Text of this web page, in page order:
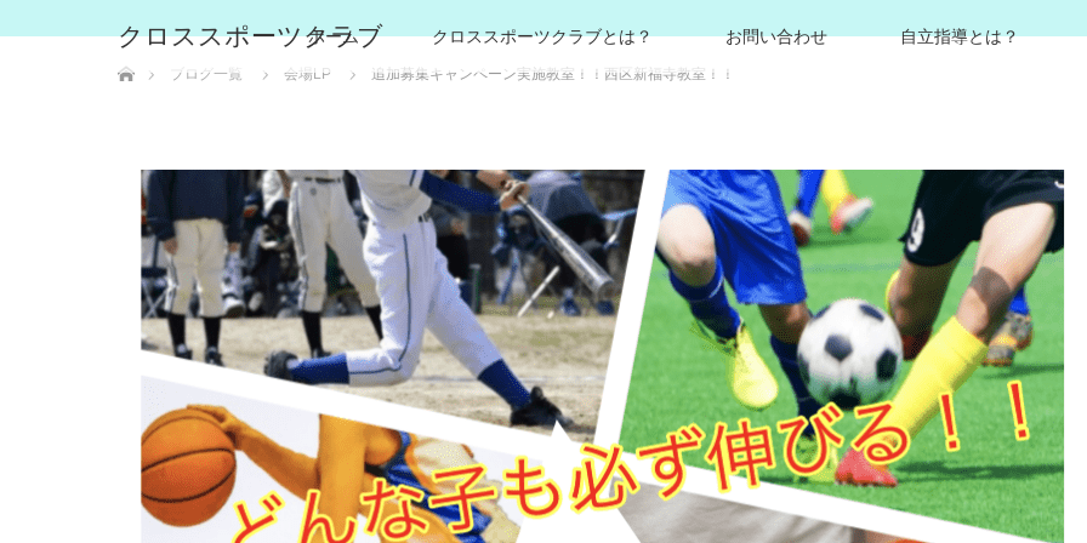
クロススポーツクラブ
ホーム クロススポーツクラブとは？ お問い合わせ 自立指導とは？
ホーム
ブログ一覧
会場LP 追加募集キャンペーン実施教室！！西区新福寺教室！！